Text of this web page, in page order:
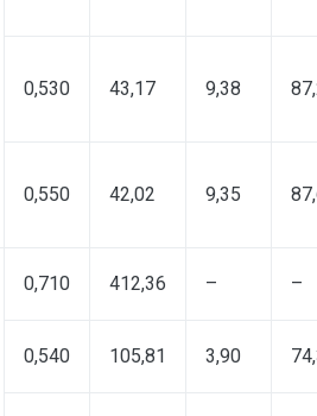
0,530 43,17 9,38
0,550 42,02 9,35
0,710 412,36 – –
0,540 105,81 3,90